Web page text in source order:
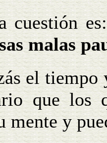
malas
tiempo y
que los
mente y